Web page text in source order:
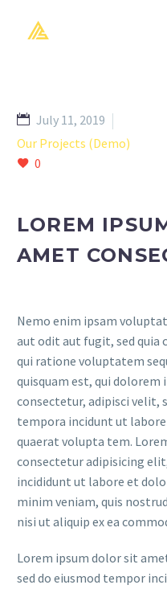
July 11, 2019
Our Projects (Demo)
0
LOREM
AMET
Nemo enim ipsam
aut odit aut fugit, sed quia
qui ratione voluptatem
quisquam est, qui
consectetur, adipisci velit,
tempora incidunt ut
quaerat volupta tem.
consectetur adipisicing
incididunt ut labore et
minim veniam, quis
nisi ut aliquip ex ea
Lorem ipsum dolor sit
sed do eiusmod tempor